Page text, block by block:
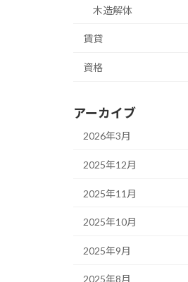
木造解体
賃貸
資格
アーカイブ
2026年3月
2025年12月
2025年11月
2025年10月
2025年9月
2025年8月